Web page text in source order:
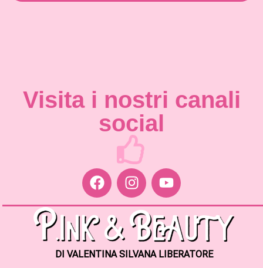
Visita i nostri canali
social
DI VALENTINA SILVANA LIBERATORE